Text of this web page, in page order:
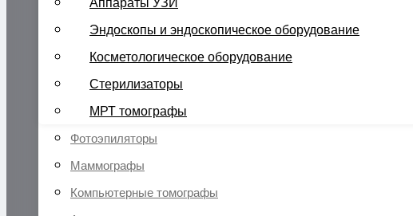
Аппараты УЗИ
Эндоскопы и эндоскопическое оборудование
Косметологическое оборудование
Стерилизаторы
МРТ томографы
Фотоэпиляторы
Маммографы
Компьютерные томографы